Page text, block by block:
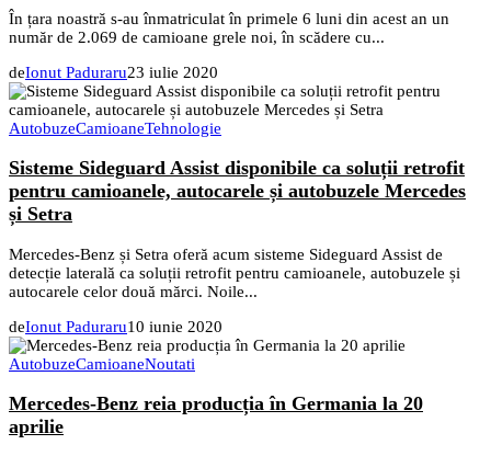
În țara noastră s-au înmatriculat în primele 6 luni din acest an un
număr de 2.069 de camioane grele noi, în scădere cu...
deIonut Paduraru23 iulie 2020
AutobuzeCamioaneTehnologie
Sisteme Sideguard Assist disponibile ca soluții retrofit
pentru camioanele, autocarele și autobuzele Mercedes
și Setra
Mercedes-Benz și Setra oferă acum sisteme Sideguard Assist de
detecție laterală ca soluții retrofit pentru camioanele, autobuzele și
autocarele celor două mărci. Noile...
deIonut Paduraru10 iunie 2020
AutobuzeCamioaneNoutati
Mercedes-Benz reia producția în Germania la 20
aprilie